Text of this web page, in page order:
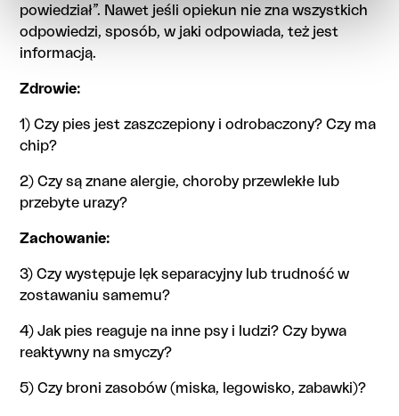
powiedział”. Nawet jeśli opiekun nie zna wszystkich
odpowiedzi, sposób, w jaki odpowiada, też jest
informacją.
Zdrowie:
1) Czy pies jest zaszczepiony i odrobaczony? Czy ma
chip?
2) Czy są znane alergie, choroby przewlekłe lub
przebyte urazy?
Zachowanie:
3) Czy występuje lęk separacyjny lub trudność w
zostawaniu samemu?
4) Jak pies reaguje na inne psy i ludzi? Czy bywa
reaktywny na smyczy?
5) Czy broni zasobów (miska, legowisko, zabawki)?